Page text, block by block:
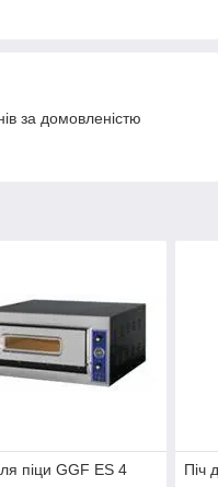
за домовленістю
піци GGF ES 4 Піч